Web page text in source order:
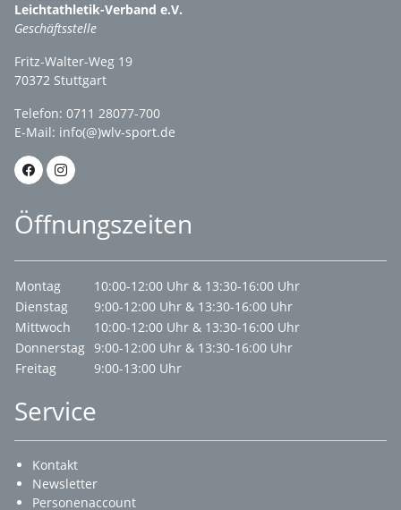
Leichtathletik-Verband e.V.
Geschäftsstelle
Fritz-Walter-Weg 19
70372 Stuttgart
Telefon: 0711 28077-700
E-Mail: info(@)wlv-sport.de
Öffnungszeiten
Montag
10:00-12:00 Uhr & 13:30-16:00 Uhr
Dienstag
9:00-12:00 Uhr & 13:30-16:00 Uhr
Mittwoch
10:00-12:00 Uhr & 13:30-16:00 Uhr
Donnerstag 9:00-12:00 Uhr & 13:30-16:00 Uhr
Freitag
9:00-13:00 Uhr
Service
Kontakt
Newsletter
Personenaccount